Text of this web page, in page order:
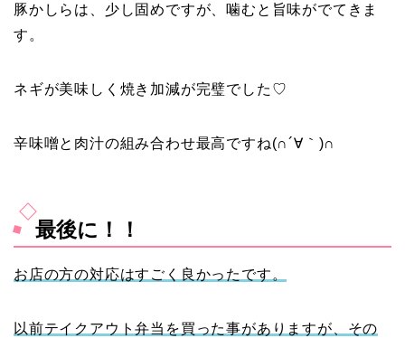
豚かしらは、少し固めですが、噛むと旨味がでてきま
す。
ネギが美味しく焼き加減が完璧でした♡
辛味噌と肉汁の組み合わせ最高ですね(∩´∀｀)∩
最後に！！
お店の方の対応はすごく良かったです。
以前テイクアウト弁当を買った事がありますが、その